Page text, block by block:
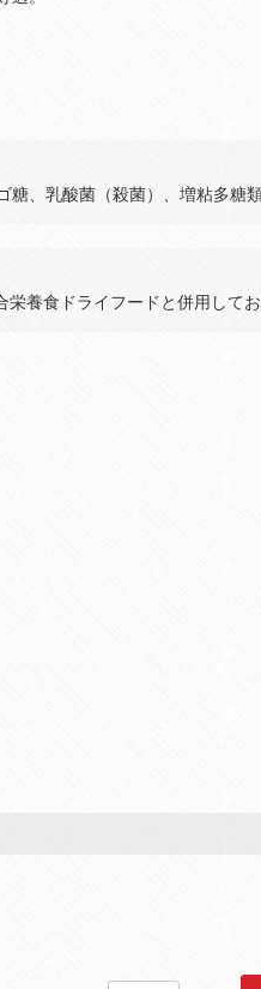
糖、乳酸菌（殺菌）、増粘多糖
栄養食ドライフードと併用してお